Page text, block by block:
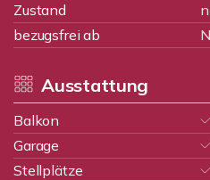
Zustand
bezugsfrei ab
Ausstattung
Balkon
Garage
Stellplätze